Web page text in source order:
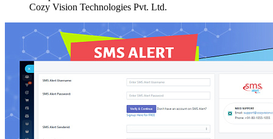
Cozy Vision Technologies Pvt. Ltd.